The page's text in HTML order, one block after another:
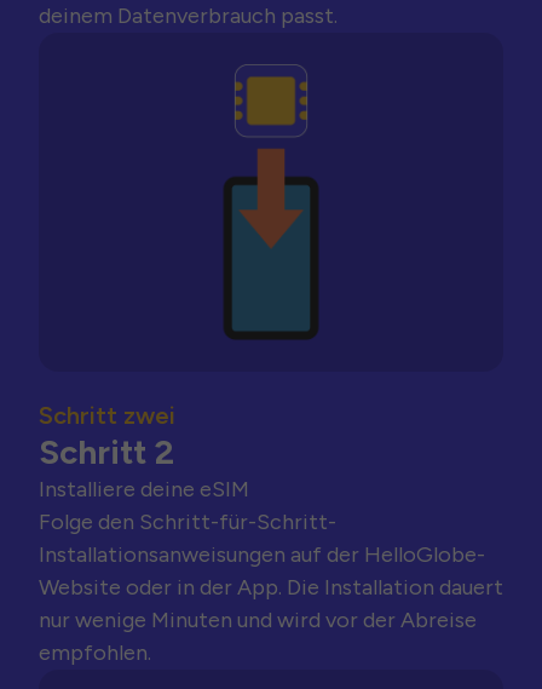
deinem Datenverbrauch passt.
Schritt zwei
Schritt 2
Installiere deine eSIM
Folge den Schritt-für-Schritt-
Installationsanweisungen auf der HelloGlobe-
Website oder in der App. Die Installation dauert
nur wenige Minuten und wird vor der Abreise
empfohlen.